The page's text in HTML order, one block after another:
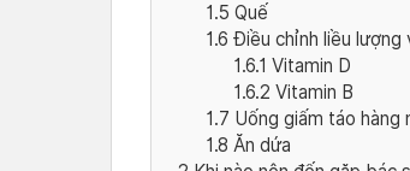
1.5 Quế
1.6 Điều chỉnh liều lượng
1.6.1 Vitamin D
1.6.2 Vitamin B
1.7 Uống giấm táo hàng
1.8 Ăn dứa